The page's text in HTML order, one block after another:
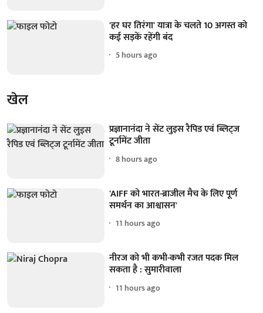
'हर घर तिरंगा' यात्रा के चलते 10 अगस्त को
कई सड़कें रहेंगी बंद
5 hours ago
खेल
प्रज्ञानानंदा ने सेंट लुइस रैपिड एवं ब्लिट्ज
टूर्नामेंट जीता
8 hours ago
'AIFF को भारत-ब्राजील मैच के लिए पूर्ण
समर्थन का आश्वासन'
11 hours ago
नीरज को भी कभी-कभी रजत पदक मिल
सकता है : सुमारीवाला
11 hours ago